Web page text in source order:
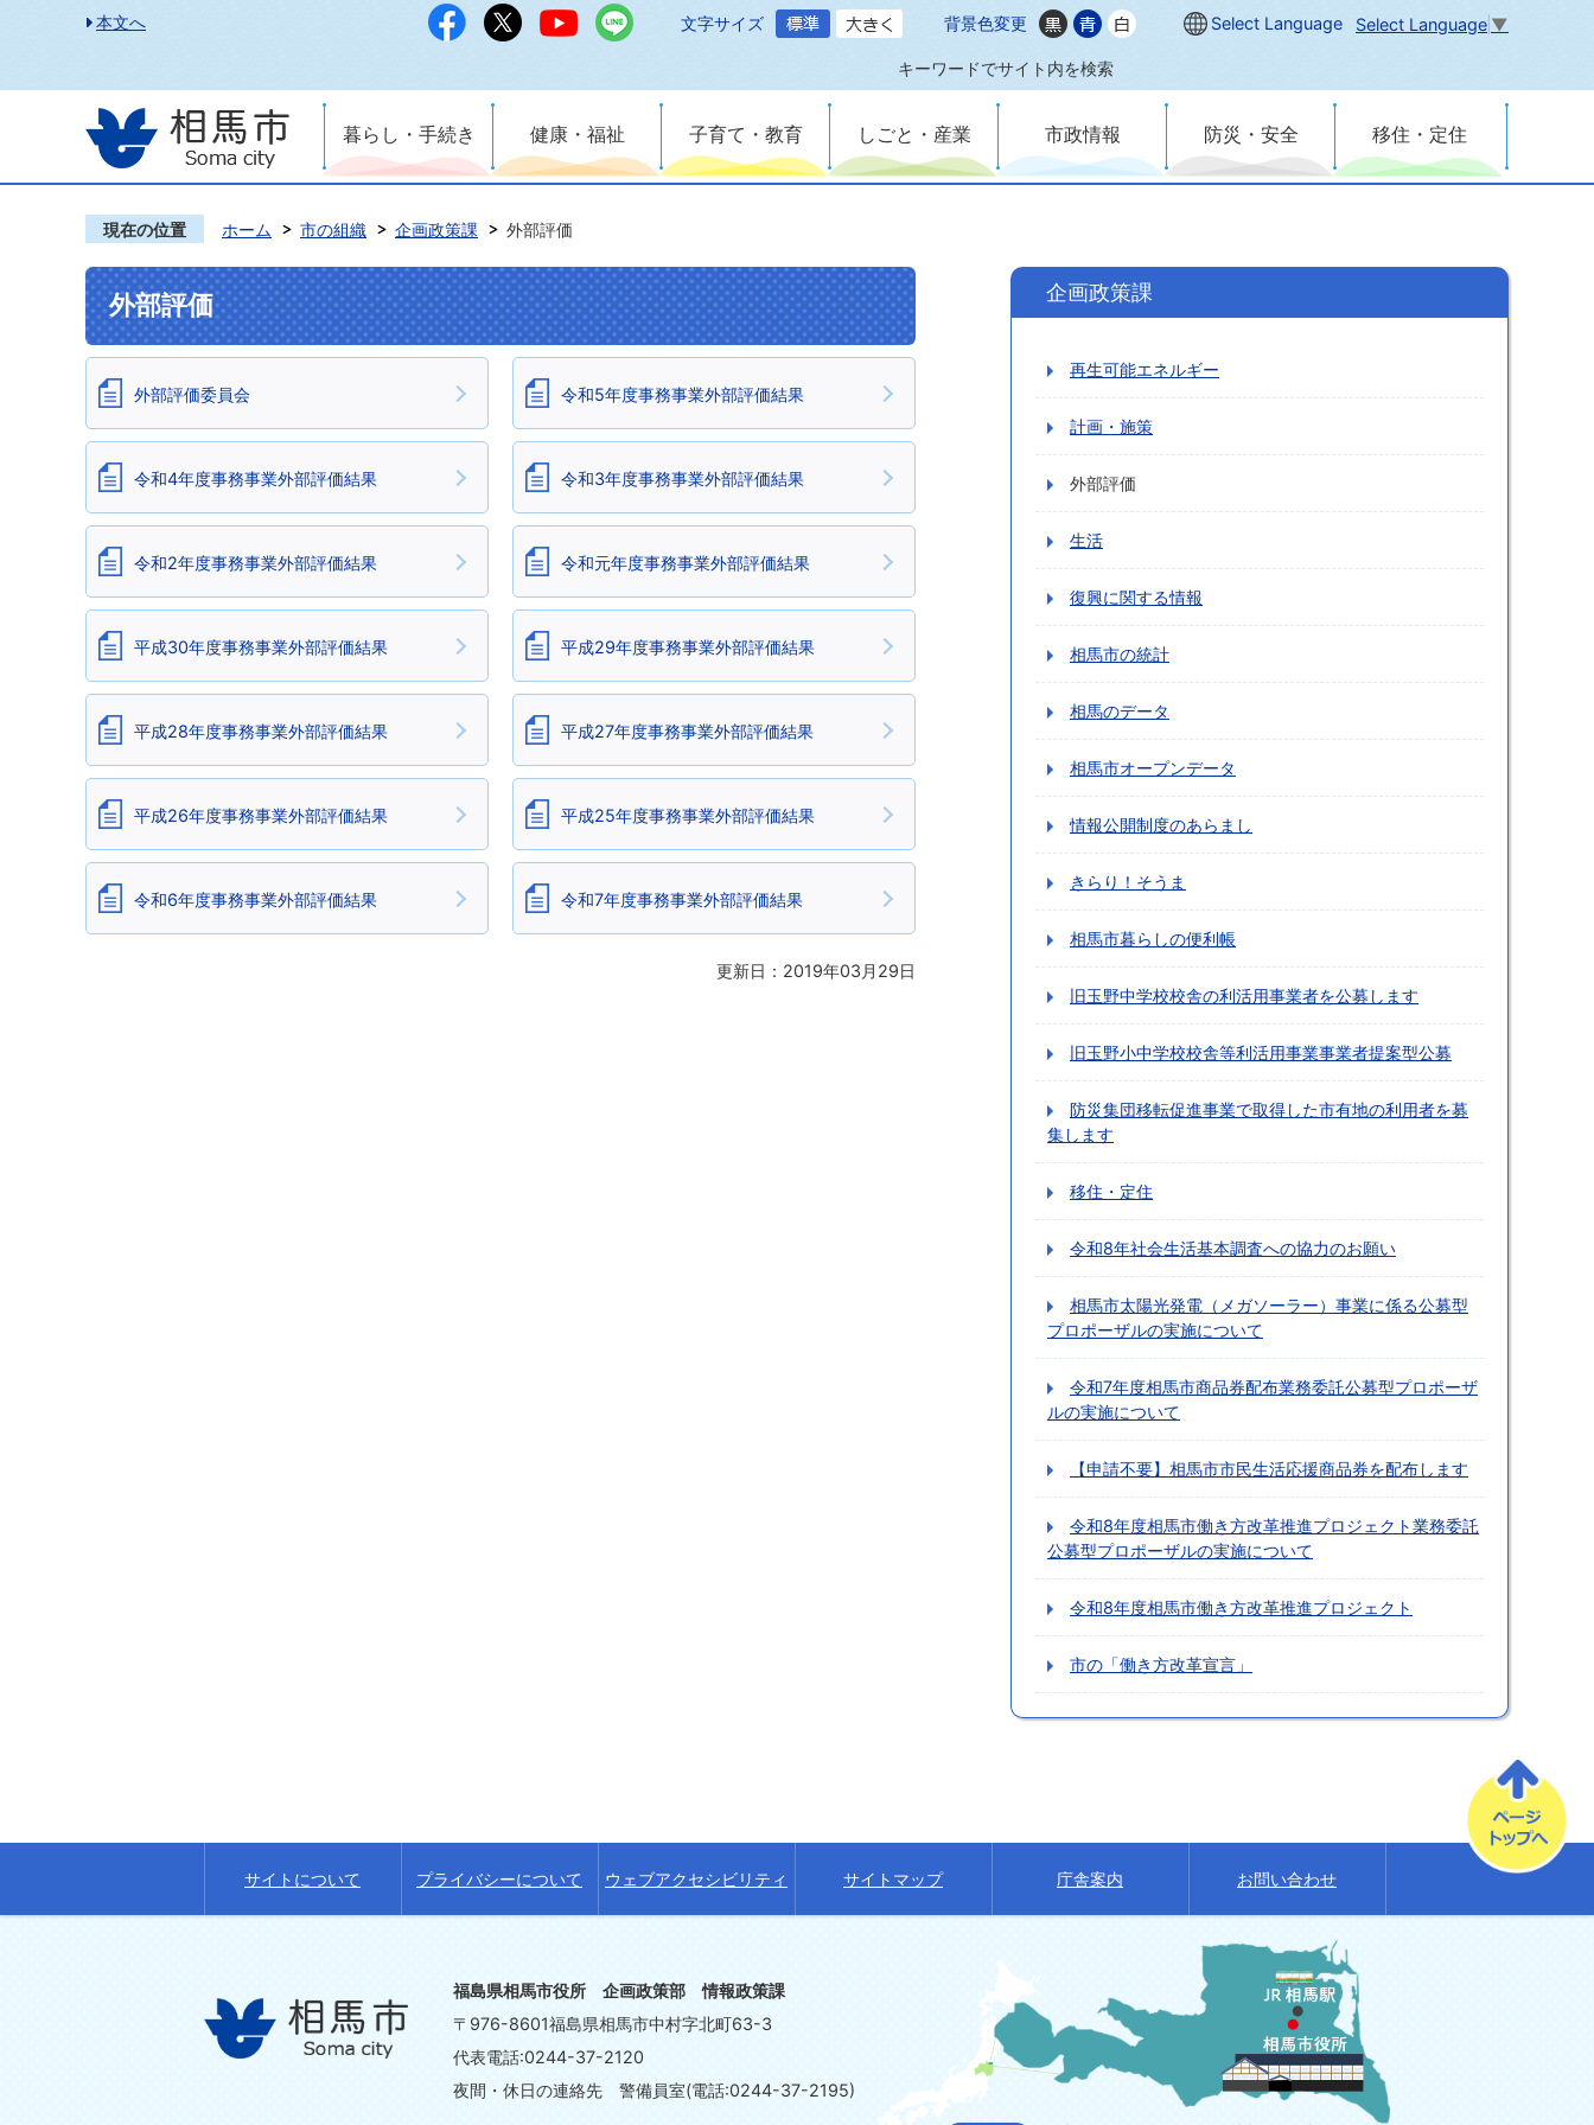
本文へ 文字サイズ 背景色変更 Select Language Select Language ▼
キーワードでサイト内を検索
暮らし・手続き 健康・福祉 子育て・教育 しごと・産業 市政情報 防災・安全 移住・定住
現在の位置 ホーム 市の組織 企画政策課 外部評価
外部評価
外部評価委員会 令和5年度事務事業外部評価結果
令和4年度事務事業外部評価結果 令和3年度事務事業外部評価結果
令和2年度事務事業外部評価結果 令和元年度事務事業外部評価結果
平成30年度事務事業外部評価結果 平成29年度事務事業外部評価結果
平成28年度事務事業外部評価結果 平成27年度事務事業外部評価結果
平成26年度事務事業外部評価結果 平成25年度事務事業外部評価結果
令和6年度事務事業外部評価結果 令和7年度事務事業外部評価結果
更新日：2019年03月29日
企画政策課
再生可能エネルギー
計画・施策
外部評価
生活
復興に関する情報
相馬市の統計
相馬のデータ
相馬市オープンデータ
情報公開制度のあらまし
きらり！そうま
相馬市暮らしの便利帳
旧玉野中学校校舎の利活用事業者を公募します
旧玉野小中学校校舎等利活用事業事業者提案型公募
防災集団移転促進事業で取得した市有地の利用者を募
集します
移住・定住
令和8年社会生活基本調査への協力のお願い
相馬市太陽光発電（メガソーラー）事業に係る公募型
プロポーザルの実施について
令和7年度相馬市商品券配布業務委託公募型プロポーザ
ルの実施について
【申請不要】相馬市市民生活応援商品券を配布します
令和8年度相馬市働き方改革推進プロジェクト業務委託
公募型プロポーザルの実施について
令和8年度相馬市働き方改革推進プロジェクト
市の「働き方改革宣言」
サイトについて プライバシーについて ウェブアクセシビリティ サイトマップ 庁舎案内 お問い合わせ
福島県相馬市役所 企画政策部 情報政策課
〒976-8601福島県相馬市中村字北町63-3
代表電話:0244-37-2120
夜間・休日の連絡先 警備員室(電話:0244-37-2195)